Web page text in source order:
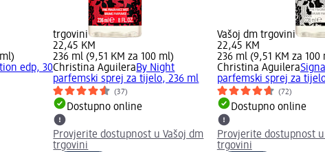
edp, 30
trgovini
22,45 KM
236 ml (9,51 KM za 100 ml)
Christina AguileraBy Night
parfemski sprej za tijelo, 236 ml
(37)
Dostupno online
Provjerite dostupnost u Vašoj dm
trgovini
Vašoj dm trgovini
22,45 KM
236 ml (9,51 KM za 100
Christina Aguilera
parfemski sprej za
(72)
Dostupno online
Provjerite dostupnost u
trgovini